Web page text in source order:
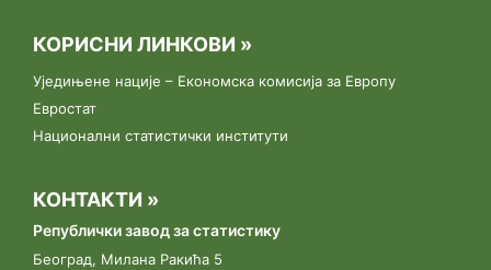
пољопривреде 2023.
17.03.2023.
Конференција „У сусрет Попису пољопривреде“
одржана је 17. марта 2023. године у хотелу Метропол, у
13.03.2023.
„У сусрет Попису пољопривреде"
КОРИСНИ ЛИНКОВИ »
Уједињене нације – Економска комисија за Европу
Евростат
Национални статистички институти
КОНТАКТИ »
Републички завод за статистику
Београд, Милана Ракића 5